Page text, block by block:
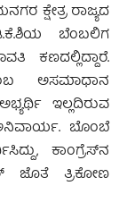
ಕ್ಷೇತ್ರ ರಾಜ್ಯದ
ಬೆಂಬಲಿಗ
ಕಣದಲ್ಲಿದ್ದಾರೆ.
ಅಸಮಾಧಾನ
ಇಲ್ಲದಿರುವ
ಬೊಂಬೆ
ಕಾಂಗ್ರೆಸ್‍ನ
ಜೊತೆ ತ್ರಿಕೋಣ